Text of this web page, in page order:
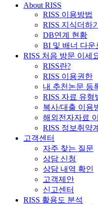
About RISS
RISS 이용방법
RISS 지식더하기
DB연계 현황
BI 및 배너 다운
RISS 처음 방문 이세
RISS란?
RISS 이용권한
내 추천논문 등
RISS 자료 유형
복사/대출 이용
해외전자자료
RISS 정보취약
고객센터
자주 찾는 질문
상담 신청
상담 내역 확인
고객제안
신고센터
RISS 활용도 분석